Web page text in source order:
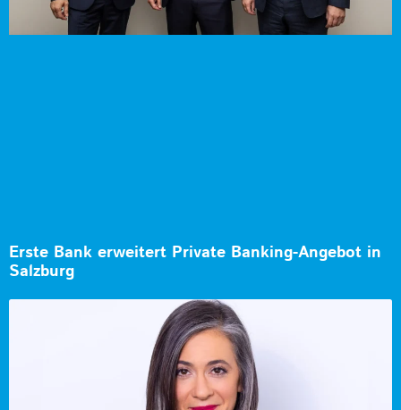
Erste Bank erweitert Private Banking-Angebot in
Salzburg